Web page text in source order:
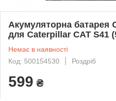
Акумуляторна батарея
для Caterpillar CAT S41
Немає в наявності
Код: 500154530
Роздріб
599 ₴